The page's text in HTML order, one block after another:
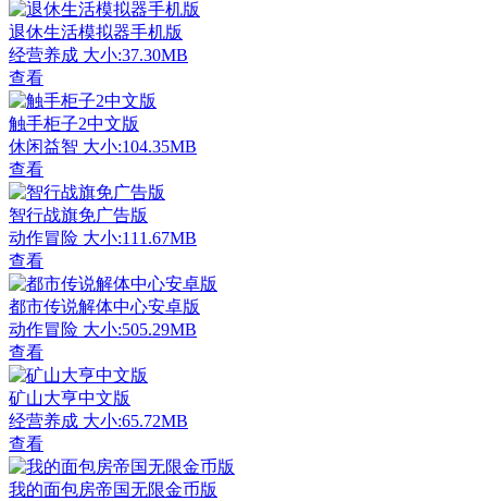
退休生活模拟器手机版
经营养成 大小:37.30MB
查看
触手柜子2中文版
休闲益智 大小:104.35MB
查看
智行战旗免广告版
动作冒险 大小:111.67MB
查看
都市传说解体中心安卓版
动作冒险 大小:505.29MB
查看
矿山大亨中文版
经营养成 大小:65.72MB
查看
我的面包房帝国无限金币版